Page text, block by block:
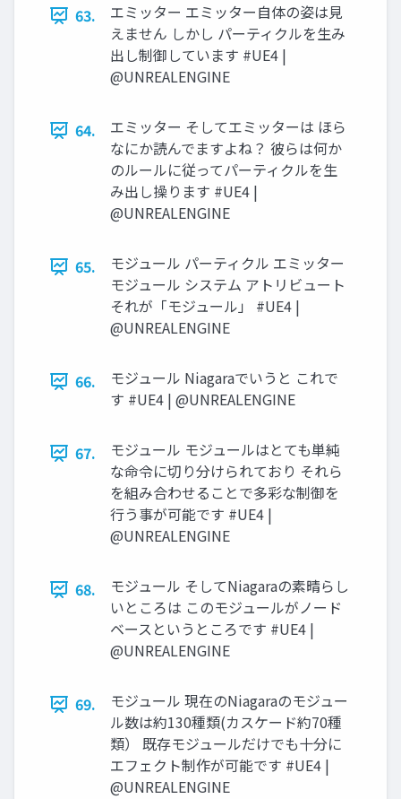
63.
エミッター エミッター自体の姿は見
えません しかし パーティクルを生み
出し制御しています #UE4 |
@UNREALENGINE
64.
エミッター そしてエミッターは ほら
なにか読んでますよね？ 彼らは何か
のルールに従ってパーティクルを生
み出し操ります #UE4 |
@UNREALENGINE
65.
モジュール パーティクル エミッター
モジュール システム アトリビュート
それが「モジュール」 #UE4 |
@UNREALENGINE
66.
モジュール Niagaraでいうと これで
す #UE4 | @UNREALENGINE
67.
モジュール モジュールはとても単純
な命令に切り分けられており それら
を組み合わせることで多彩な制御を
行う事が可能です #UE4 |
@UNREALENGINE
68.
モジュール そしてNiagaraの素晴らし
いところは このモジュールがノード
ベースというところです #UE4 |
@UNREALENGINE
69.
モジュール 現在のNiagaraのモジュー
ル数は約130種類(カスケード約70種
類） 既存モジュールだけでも十分に
エフェクト制作が可能です #UE4 |
@UNREALENGINE